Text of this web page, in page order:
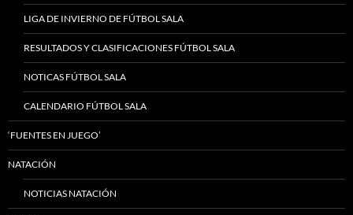
LIGA DE INVIERNO DE FÚTBOL SALA
RESULTADOS Y CLASIFICACIONES FÚTBOL SALA
NOTICAS FÚTBOL SALA
CALENDARIO FÚTBOL SALA
‘FUENTES EN JUEGO’
NATACIÓN
NOTICIAS NATACIÓN